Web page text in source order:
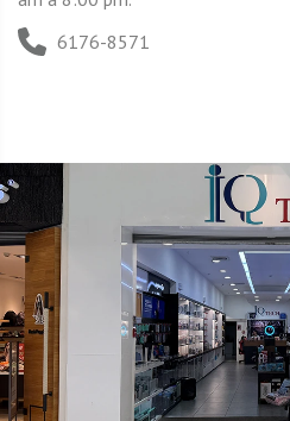
6176-8571